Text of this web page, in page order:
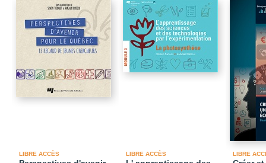
LIBRE ACCÈS LIBRE ACCÈS LIBRE